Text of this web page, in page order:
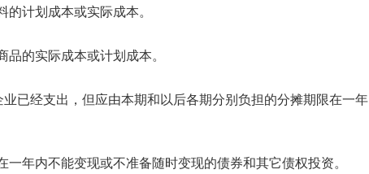
计划成本或实际成本。
的实际成本或计划成本。
已经支出，但应由本期和以后各期分别负担的分摊期限在一年
年内不能变现或不准备随时变现的债券和其它债权投资。